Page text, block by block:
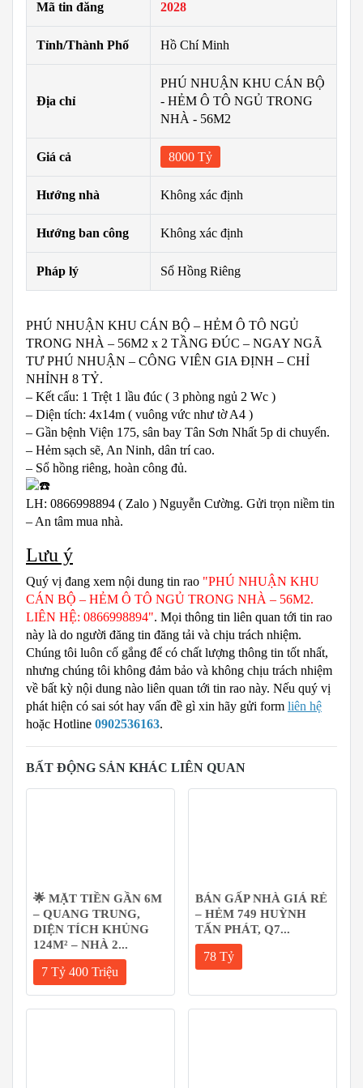
Mã tin đăng 2028
Tỉnh/Thành Phố Hồ Chí Minh
Địa chỉ
PHÚ NHUẬN KHU CÁN BỘ
- HẺM Ô TÔ NGỦ TRONG
NHÀ - 56M2
Giá cả 8000 Tỷ
Hướng nhà Không xác định
Hướng ban công Không xác định
Pháp lý Sổ Hồng Riêng
PHÚ NHUẬN KHU CÁN BỘ – HẺM Ô TÔ NGỦ
TRONG NHÀ – 56M2 x 2 TẦNG ĐÚC – NGAY NGÃ
TƯ PHÚ NHUẬN – CÔNG VIÊN GIA ĐỊNH – CHỈ
NHỈNH 8 TỶ.
– Kết cấu: 1 Trệt 1 lầu đúc ( 3 phòng ngủ 2 Wc )
– Diện tích: 4x14m ( vuông vức như tờ A4 )
– Gần bệnh Viện 175, sân bay Tân Sơn Nhất 5p di chuyển.
– Hẻm sạch sẽ, An Ninh, dân trí cao.
– Sổ hồng riêng, hoàn công đủ.
LH: 0866998894 ( Zalo ) Nguyễn Cường. Gửi trọn niềm tin
– An tâm mua nhà.
Lưu ý
Quý vị đang xem nội dung tin rao "PHÚ NHUẬN KHU
CÁN BỘ – HẺM Ô TÔ NGỦ TRONG NHÀ – 56M2.
LIÊN HỆ: 0866998894". Mọi thông tin liên quan tới tin rao
này là do người đăng tin đăng tải và chịu trách nhiệm.
Chúng tôi luôn cố gắng để có chất lượng thông tin tốt nhất,
nhưng chúng tôi không đảm bảo và không chịu trách nhiệm
về bất kỳ nội dung nào liên quan tới tin rao này. Nếu quý vị
phát hiện có sai sót hay vấn đề gì xin hãy gửi form liên hệ
hoặc Hotline 0902536163.
BẤT ĐỘNG SẢN KHÁC LIÊN QUAN
🌟 MẶT TIỀN GẦN 6M
– QUANG TRUNG,
DIỆN TÍCH KHỦNG
124M² – NHÀ 2...
7 Tỷ 400 Triệu
BÁN GẤP NHÀ GIÁ RẺ
– HẺM 749 HUỲNH
TẤN PHÁT, Q7...
78 Tỷ